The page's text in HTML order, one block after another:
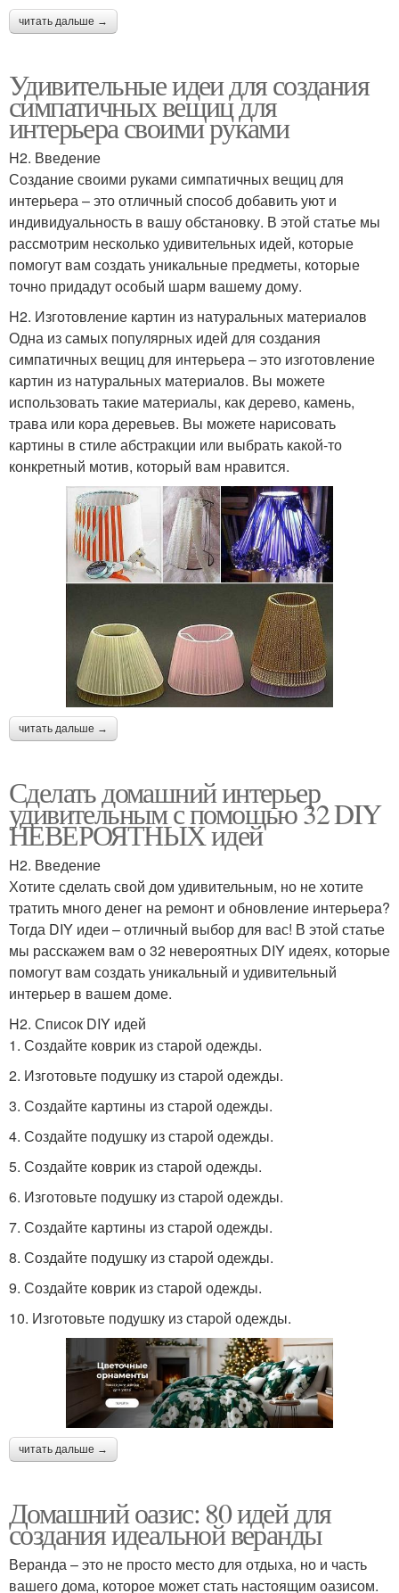
читать дальше →
Удивительные идеи для создания
симпатичных вещиц для
интерьера своими руками
H2. Введение
Создание своими руками симпатичных вещиц для
интерьера – это отличный способ добавить уют и
индивидуальность в вашу обстановку. В этой статье мы
рассмотрим несколько удивительных идей, которые
помогут вам создать уникальные предметы, которые
точно придадут особый шарм вашему дому.
H2. Изготовление картин из натуральных материалов
Одна из самых популярных идей для создания
симпатичных вещиц для интерьера – это изготовление
картин из натуральных материалов. Вы можете
использовать такие материалы, как дерево, камень,
трава или кора деревьев. Вы можете нарисовать
картины в стиле абстракции или выбрать какой-то
конкретный мотив, который вам нравится.
читать дальше →
Сделать домашний интерьер
удивительным с помощью 32 DIY
НЕВЕРОЯТНЫХ идей
H2. Введение
Хотите сделать свой дом удивительным, но не хотите
тратить много денег на ремонт и обновление интерьера?
Тогда DIY идеи – отличный выбор для вас! В этой статье
мы расскажем вам о 32 невероятных DIY идеях, которые
помогут вам создать уникальный и удивительный
интерьер в вашем доме.
H2. Список DIY идей
1. Создайте коврик из старой одежды.
2. Изготовьте подушку из старой одежды.
3. Создайте картины из старой одежды.
4. Создайте подушку из старой одежды.
5. Создайте коврик из старой одежды.
6. Изготовьте подушку из старой одежды.
7. Создайте картины из старой одежды.
8. Создайте подушку из старой одежды.
9. Создайте коврик из старой одежды.
10. Изготовьте подушку из старой одежды.
читать дальше →
Домашний оазис: 80 идей для
создания идеальной веранды
Веранда – это не просто место для отдыха, но и часть
вашего дома, которое может стать настоящим оазисом.